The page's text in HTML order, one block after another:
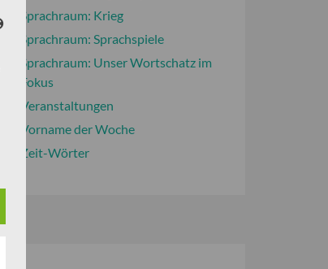
Sprachraum: Krieg
Sprachraum: Sprachspiele
Sprachraum: Unser Wortschatz im
Fokus
Veranstaltungen
Vorname der Woche
Zeit-Wörter